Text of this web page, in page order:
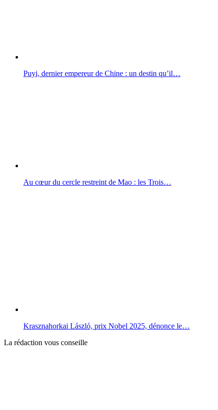
Puyi, dernier empereur de Chine : un destin qu’il…
Au cœur du cercle restreint de Mao : les Trois…
Krasznahorkai László, prix Nobel 2025, dénonce le…
La rédaction vous conseille